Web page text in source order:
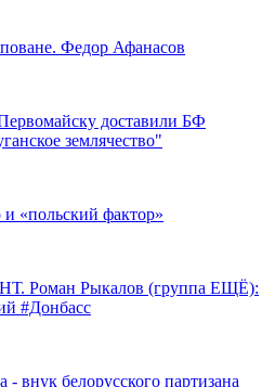
Федор Афанасов
доставили БФ
землячество"
и «польский фактор»
Роман Рыкалов (группа ЕЩЁ):
#Донбасс
внук белорусского партизана